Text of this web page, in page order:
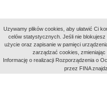
aktywności
Uzywamy plików cookies, aby ułatwić Ci
celów statystycznych. Jeśli nie
użycie oraz zapisanie w pamięci
zarządzać cookies, zmieniając
Informację o realizacji Rozporządzenia o
przez FINA